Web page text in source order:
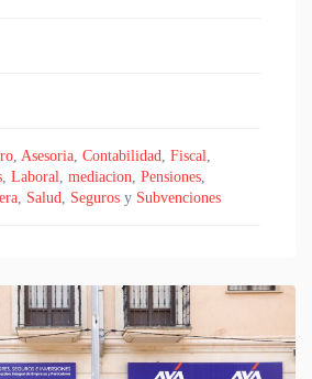
Asesoria Contabilidad Fiscal
Laboral mediacion Pensiones
Salud Seguros y Subvenciones